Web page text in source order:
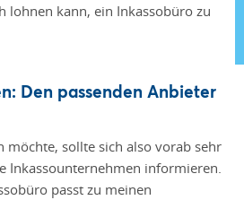
lohnen kann, ein Inkassobüro zu
Den passenden Anbieter
möchte, sollte sich also vorab sehr
Inkassounternehmen informieren.
passt zu meinen